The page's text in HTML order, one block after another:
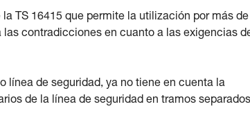
TS 16415 que permite la utilización por más de
contradicciones en cuanto a las exigencias
línea de seguridad, ya no tiene en cuenta la
de la línea de seguridad en tramos